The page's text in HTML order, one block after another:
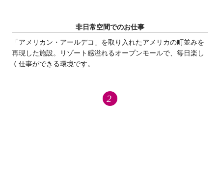
非日常空間でのお仕事
「アメリカン・アールデコ」を取り入れたアメリカの町並みを
再現した施設。リゾート感溢れるオープンモールで、毎日楽し
く仕事ができる環境です。